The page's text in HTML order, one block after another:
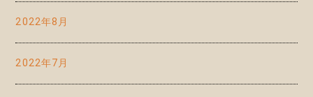
2022年8月
2022年7月